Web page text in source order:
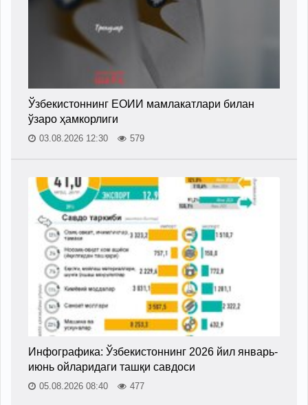
Ўзбекистоннинг ЕОИИ мамлакатлари билан
ўзаро ҳамкорлиги
03.08.2026 12:30 579
Инфографика: Ўзбекистоннинг 2026 йил январь-
июнь ойларидаги ташқи савдоси
05.08.2026 08:40 477